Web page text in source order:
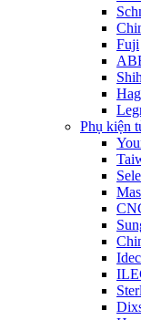
Fuji
Phụ kiện
Idec